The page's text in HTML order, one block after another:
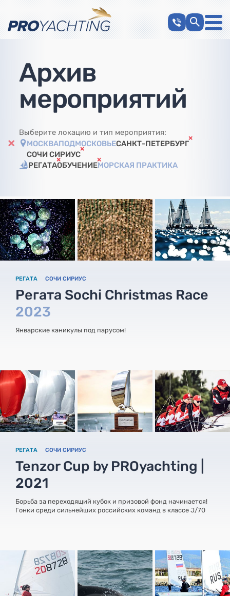
Архив
мероприятий
Выберите локацию и тип мероприятия:
МОСКВАПОДМОСКОВЬЕСАНКТ-ПЕТЕРБУРГ
СОЧИ СИРИУС
РЕГАТАОБУЧЕНИЕМОРСКАЯ ПРАКТИКА
РЕГАТА СОЧИ СИРИУС
Регата Sochi Christmas Race
2023
Январские каникулы под парусом!
РЕГАТА СОЧИ СИРИУС
Tenzor Cup by PROyachting |
2021
Борьба за переходящий кубок и призовой фонд начинается!
Гонки среди сильнейших российских команд в классе J/70